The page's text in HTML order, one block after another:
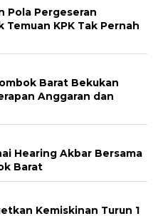
Pola Pergeseran
KPK Tak Pernah
Barat Bekukan
Anggaran dan
Hearing Akbar Bersama
Barat
Kemiskinan Turun 1